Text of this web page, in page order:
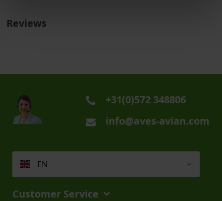
Reviews
+31(0)572 348806
info@aves-avian.com
EN
Customer Service